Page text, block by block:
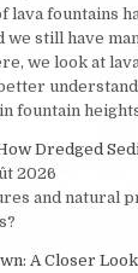
lava fountains
we still have
we look at
fountain
Dredged
2026
and natural
A Closer